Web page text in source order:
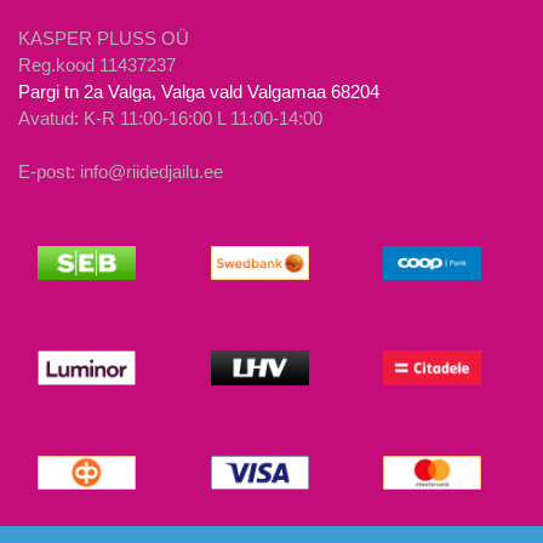
KASPER PLUSS OÜ
Reg.kood 11437237
Pargi tn 2a Valga, Valga vald Valgamaa 68204
Avatud: K-R 11:00-16:00 L 11:00-14:00
E-post: info@riidedjailu.ee